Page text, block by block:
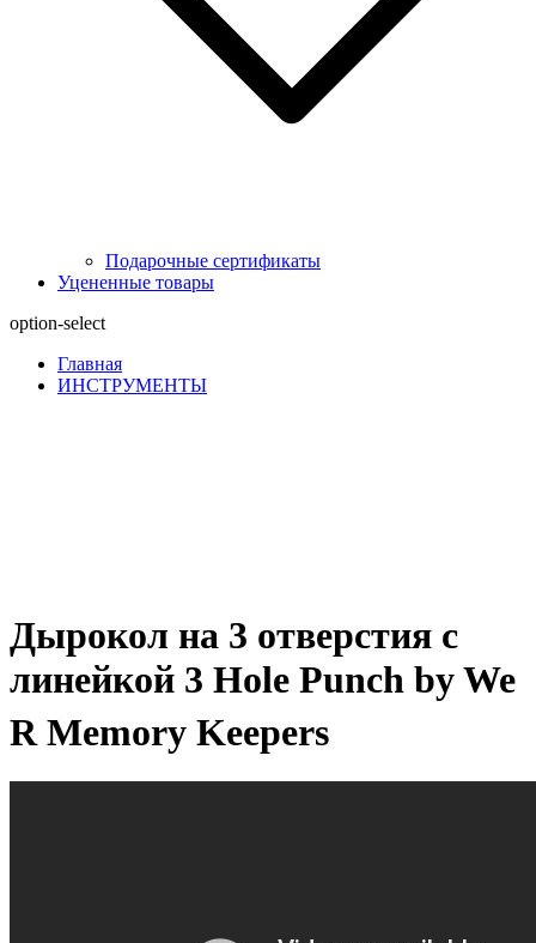
Подарочные сертификаты
Уцененные товары
option-select
Главная
ИНСТРУМЕНТЫ
Дырокол на 3 отверстия с
линейкой 3 Hole Punch by We
R Memory Keepers